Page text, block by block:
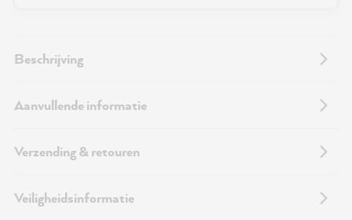
Beschrijving
Aanvullende informatie
Verzending & retouren
Veiligheidsinformatie